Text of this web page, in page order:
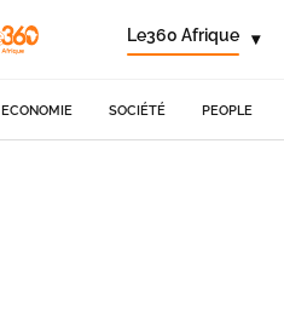
Le360 Afrique ▾
ECONOMIE SOCIÉTÉ PEOPLE